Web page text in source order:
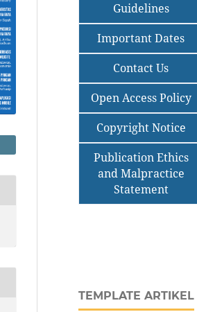
Guidelines
Important Dates
Contact Us
Open Access Policy
Copyright Notice
Publication Ethics
and Malpractice
Statement
TEMPLATE ARTIKEL